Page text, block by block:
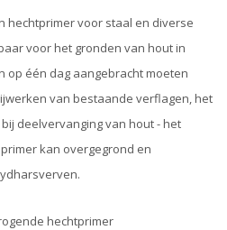
hechtprimer voor staal en diverse
voor het gronden van hout in
op één dag aangebracht moeten
van bestaande verflagen, het
deelvervanging van hout - het
kan overgegrond en
hechtprimer